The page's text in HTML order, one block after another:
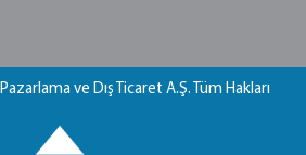
ve Dış Ticaret A.Ş. Tüm Hakları